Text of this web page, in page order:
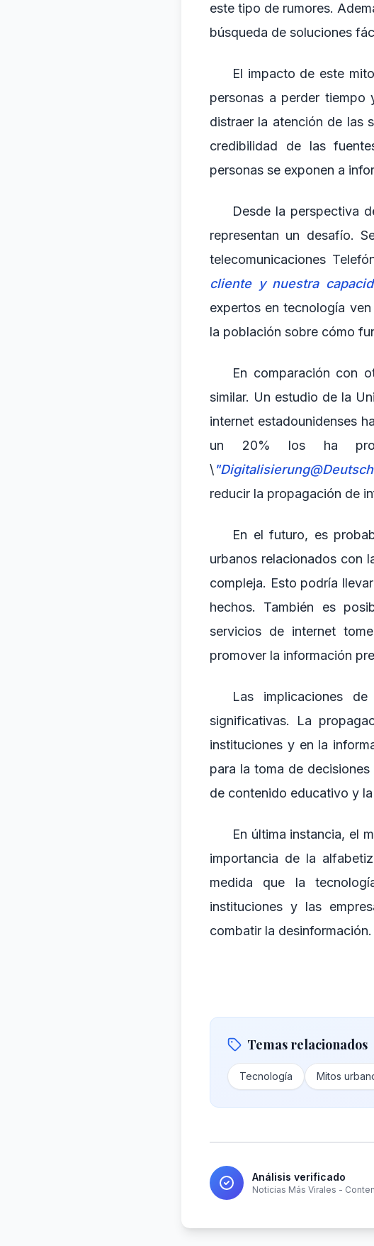
este tipo de rumores.
búsqueda de soluciones
El impacto de este
personas a perder tiempo
distraer la atención de las
credibilidad de las
personas se exponen a
Desde la perspectiva
representan un desafío.
telecomunicaciones
cliente y nuestra
expertos en tecnología
la población sobre cómo
En comparación con
similar. Un estudio de la
internet estadounidenses
un 20% los ha
\
reducir la propagación de
En el futuro, es
urbanos relacionados con
compleja. Esto podría
hechos. También es
servicios de internet
promover la información
Las implicaciones
significativas. La
instituciones y en la
para la toma de
de contenido educativo y
En última instancia, el
importancia de la
medida que la
instituciones y las
combatir la desinformación.
Temas relacionados
Tecnología Mitos
Análisis verificado
Noticias Más Virales -